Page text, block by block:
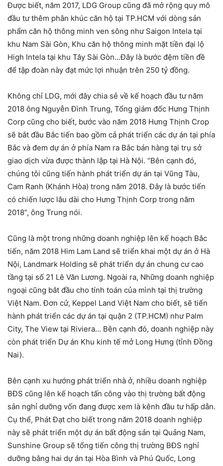
Được biết, năm 2017, LDG Group cũng đã mở rộng quy mô
đầu tư thêm phân khúc căn hộ tại TP.HCM với dòng sản
phẩm căn hộ thông minh ven sông như Saigon Intela tại
khu Nam Sài Gòn, Khu căn hộ thông minh mặt tiền đại lộ
High Intela tại khu Tây Sài Gòn…Đây là bước đệm tiền đề
để tập đoàn này đạt mức lợi nhuận trên 250 tỷ đồng.
Không chỉ LDG, mới đây chia sẻ về kế hoạch đầu tư năm
2018 ông Nguyễn Đình Trung, Tổng giám đốc Hưng Thịnh
Corp cũng cho biết, bước vào năm 2018 Hưng Thịnh Crop
sẽ bắt đầu Bắc tiến bao gồm cả phát triển các dự án tại phía
Bắc và đem dự án ở phía Nam ra Bắc bán hàng tại trụ sở
giao dịch vừa được thành lập tại Hà Nội. “Bên cạnh đó,
chúng tôi cũng tiến hành phát triển dự án tại Vũng Tàu,
Cam Ranh (Khánh Hòa) trong năm 2018. Đây là bước tiến
có chiến lược lâu dài cho Hưng Thịnh Corp trong năm
2018”, ông Trung nói.
Cũng là một trong những doanh nghiệp lên kế hoạch Bắc
tiến, năm 2018 Him Lam Land sẽ triển khai một dự án ở Hà
Nội, Landmark Holding sẽ phát triển dự án chung cư cao
tầng tại số 21 Lê Văn Lương. Ngoài ra, Những doanh nghiệp
ngoại cũng bắt đầu cho tính toán của mình tại thị trường
Việt Nam. Đơn cử, Keppel Land Việt Nam cho biết, sẽ tiến
hành phát triển các dự án tại quận 2 (TP.HCM) như Palm
City, The View tại Riviera… Bên cạnh đó, doanh nghiệp này
còn phát triển Dự án Khu kinh tế mở Long Hưng (tỉnh Đồng
Nai).
Bên cạnh xu hướng phát triển nhà ở, nhiều doanh nghiệp
BĐS cũng lên kế hoạch tấn công vào thị trường bất động
sản nghỉ dưỡng vốn đang được xem là kênh đầu tư hấp dẫn.
Cụ thể, Phát Đạt cho biết trong năm 2018 doanh nghiệp
này sẽ phát triển một dự án bất động sản tại Quảng Nam,
Sunshine Group sẽ tổng tiến công thị trường BĐS nghỉ
dưỡng bằng hai dự án tại Hòa Bình và Phú Quốc, Long